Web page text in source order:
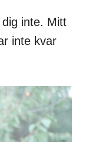
inte. Mitt
inte kvar